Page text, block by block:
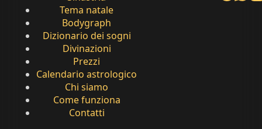
Tema natale
Bodygraph
Dizionario dei sogni
Divinazioni
Prezzi
Calendario astrologico
Chi siamo
Come funziona
Contatti